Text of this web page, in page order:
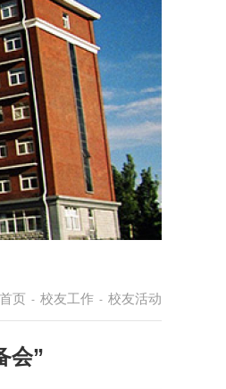
首页 - 校友工作 - 校友活动
会”